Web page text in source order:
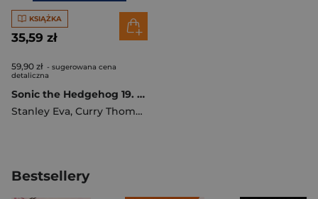
KSIĄŻKA
35,59 zł
59,90 zł - sugerowana cena
detaliczna
Sonic the Hedgehog 19. Czas próby 1
Stanley Eva, Curry Thomas i Bracardi
Bestsellery